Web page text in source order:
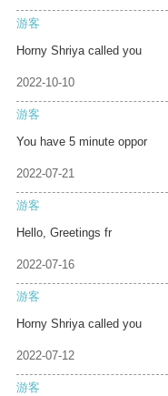
游客
Horny Shriya called you
2022-10-10
游客
You have 5 minute oppor
2022-07-21
游客
Hello, Greetings fr
2022-07-16
游客
Horny Shriya called you
2022-07-12
游客